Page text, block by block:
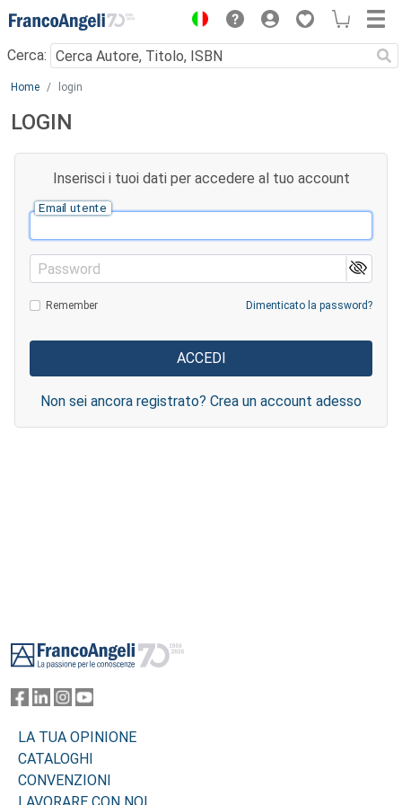
Menu
Cerca:
Main content
Home login
LOGIN
Inserisci i tuoi dati per accedere al tuo account
Email utente
Password
Remember Dimenticato la password?
Non sei ancora registrato? Crea un account adesso
LA TUA OPINIONE
CATALOGHI
CONVENZIONI